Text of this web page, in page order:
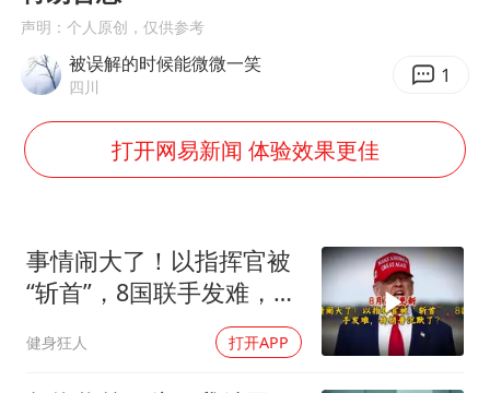
大疆错失宇树
SK海力士回应“或出售重庆工厂”传闻
部分银行上调存款利率
路虎卫士110 HSE限时降价
白海豚突然大拐弯 走出罕见路线
货车高速制动失灵 交警护航化险为夷
从科技创新看开局起步的时与势
声明：个人原创，仅供参考
被误解的时候能微微一笑
四川 1
打开网易新闻 体验效果更佳
事情闹大了！以指挥官被
“斩首”，8国联手发难，特
健身狂人 打开APP